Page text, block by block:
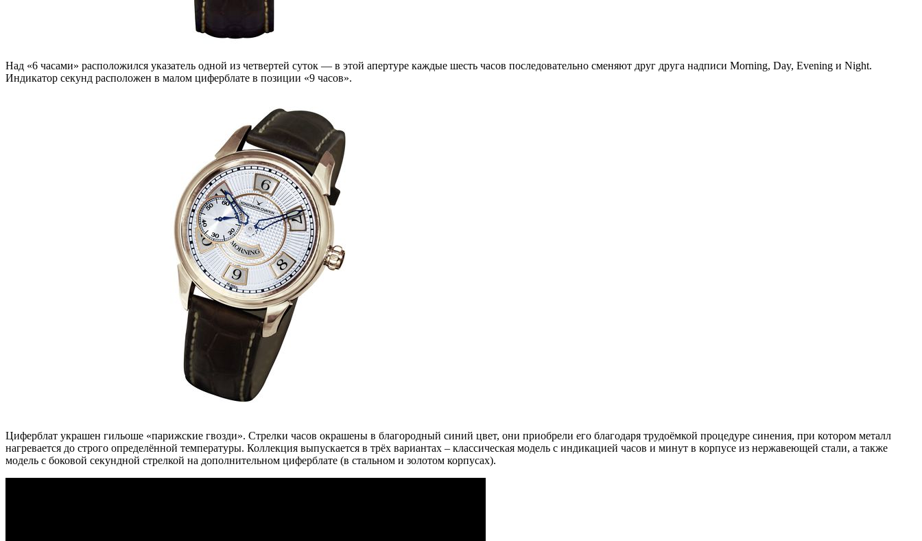
Над «6 часами» расположился указатель одной из четвертей суток — в этой апертуре каждые шесть часов последовательно сменяют друг друга надписи Morning, Day, Evening и Night.
Индикатор секунд расположен в малом циферблате в позиции «9 часов».
Циферблат украшен гильоше «парижские гвозди». Стрелки часов окрашены в благородный синий цвет, они приобрели его благодаря трудоёмкой процедуре синения, при котором металл
нагревается до строго определённой температуры. Коллекция выпускается в трёх вариантах – классическая модель с индикацией часов и минут в корпусе из нержавеющей стали, а также
модель с боковой секундной стрелкой на дополнительном циферблате (в стальном и золотом корпусах).